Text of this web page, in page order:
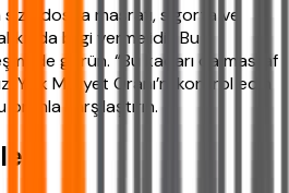
size dosya masrafı, sigorta ve
bilgi vermelidir. Bu
görün. “Bu kadarı da masraf
Yıllık Maliyet Oranı’nı kontrol edin
oranla karşılaştırın.